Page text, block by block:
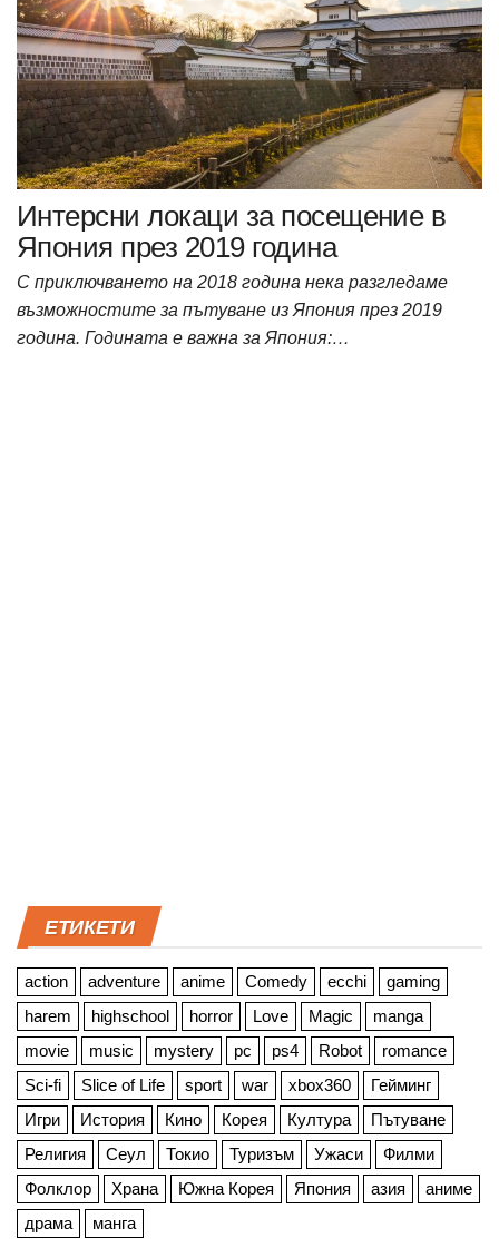
Интерсни локаци за посещение в
Япония през 2019 година
С приключването на 2018 година нека разгледаме
възможностите за пътуване из Япония през 2019
година. Годината е важна за Япония:…
ЕТИКЕТИ
action adventure anime Comedy ecchi
gaming
harem
highschool horror Love Magic
manga
movie
music mystery pc ps4 Robot
romance
Sci-fi
Slice of Life sport war xbox360
Гейминг
Игри
История Кино Корея Култура
Пътуване
Религия
Сеул Токио Туризъм Ужаси
Филми
Фолклор
Храна Южна Корея Япония азия
аниме
драма
манга